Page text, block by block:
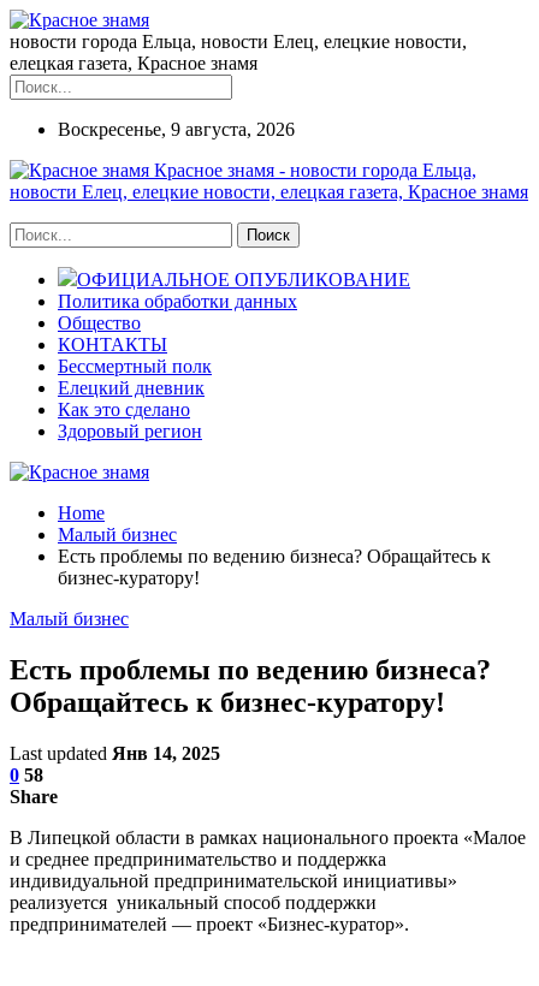
новости города Ельца, новости Елец, елецкие новости,
елецкая газета, Красное знамя
Воскресенье, 9 августа, 2026
Красное знамя - новости города Ельца,
новости Елец, елецкие новости, елецкая газета, Красное знамя
ОФИЦИАЛЬНОЕ ОПУБЛИКОВАНИЕ
Политика обработки данных
Общество
КОНТАКТЫ
Бессмертный полк
Елецкий дневник
Как это сделано
Здоровый регион
Home
Малый бизнес
Есть проблемы по ведению бизнеса? Обращайтесь к
бизнес-куратору!
Малый бизнес
Есть проблемы по ведению бизнеса?
Обращайтесь к бизнес-куратору!
Last updated Янв 14, 2025
0 58
Share
В Липецкой области в рамках национального проекта «Малое
и среднее предпринимательство и поддержка
индивидуальной предпринимательской инициативы»
реализуется уникальный способ поддержки
предпринимателей — проект «Бизнес-куратор».